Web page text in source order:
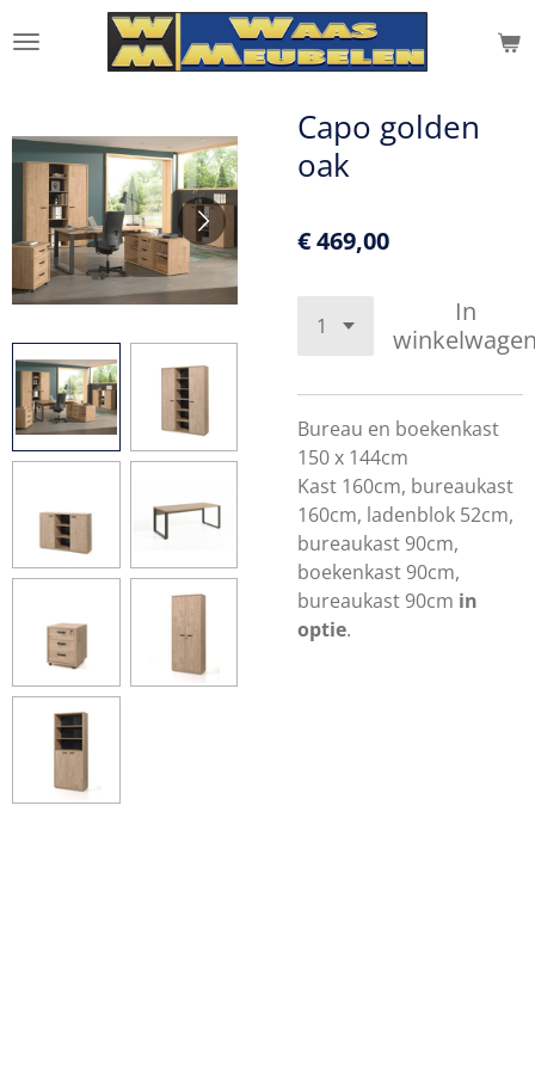
direct
hoofdinhoud
Capo golden
oak
€ 469,00
In
Bureau en boekenkast
150 x 144cm
Kast 160cm, bureaukast
160cm, ladenblok 52cm,
bureaukast 90cm,
boekenkast 90cm,
bureaukast 90cm in
optie.